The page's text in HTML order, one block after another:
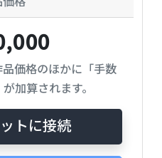
価格のほかに「手数
加算されます。
トに接続